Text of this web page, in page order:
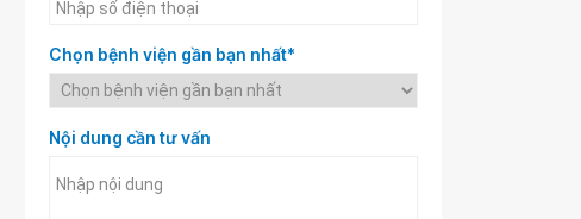
Chọn bệnh viện gần bạn nhất*
Nội dung cần tư vấn